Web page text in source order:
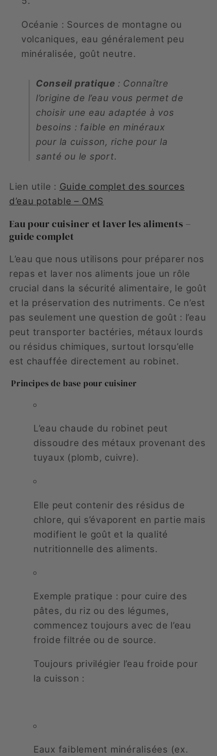
Océanie : Sources de montagne ou
volcaniques, eau généralement peu
minéralisée, goût neutre.
Conseil pratique : Connaître
l’origine de l’eau vous permet de
choisir une eau adaptée à vos
besoins : faible en minéraux
pour la cuisson, riche pour la
santé ou le sport.
Lien utile : Guide complet des sources
d’eau potable – OMS
Eau pour cuisiner et laver les aliments –
guide complet
L’eau que nous utilisons pour préparer nos
repas et laver nos aliments joue un rôle
crucial dans la sécurité alimentaire, le goût
et la préservation des nutriments. Ce n’est
pas seulement une question de goût : l’eau
peut transporter bactéries, métaux lourds
ou résidus chimiques, surtout lorsqu’elle
est chauffée directement au robinet.
Principes de base pour cuisiner
L’eau chaude du robinet peut
dissoudre des métaux provenant des
tuyaux (plomb, cuivre).
Elle peut contenir des résidus de
chlore, qui s’évaporent en partie mais
modifient le goût et la qualité
nutritionnelle des aliments.
Exemple pratique : pour cuire des
pâtes, du riz ou des légumes,
commencez toujours avec de l’eau
froide filtrée ou de source.
Toujours privilégier l’eau froide pour
la cuisson :
Eaux faiblement minéralisées (ex.